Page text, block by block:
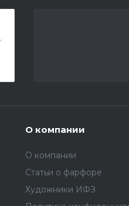
О компании
О компании
Статьи о фарфоре
Художники ИФЗ